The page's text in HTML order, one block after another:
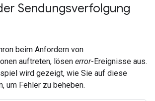
Sendungsverfolgung
beim Anfordern von
auftreten, lösen error-Ereignisse aus.
wird gezeigt, wie Sie auf diese
um Fehler zu beheben.